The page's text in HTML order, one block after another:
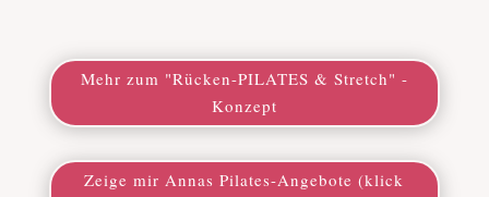
Mehr zum "Rücken-PILATES & Stretch" -
Konzept
Zeige mir Annas Pilates-Angebote (klick